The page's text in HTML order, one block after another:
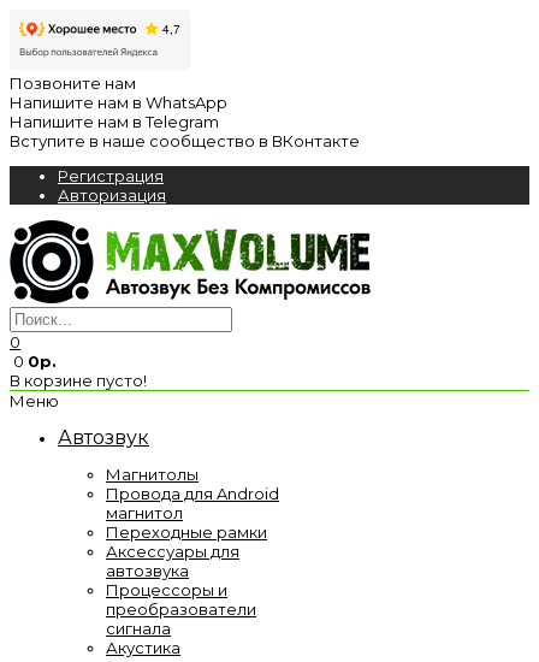
Позвоните нам
Напишите нам в WhatsApp
Напишите нам в Telegram
Вступите в наше сообщество в ВКонтакте
Регистрация
Авторизация
0
0 0р.
В корзине пусто!
Меню
Автозвук
Магнитолы
Провода для Android
магнитол
Переходные рамки
Аксессуары для
автозвука
Процессоры и
преобразователи
сигнала
Акустика